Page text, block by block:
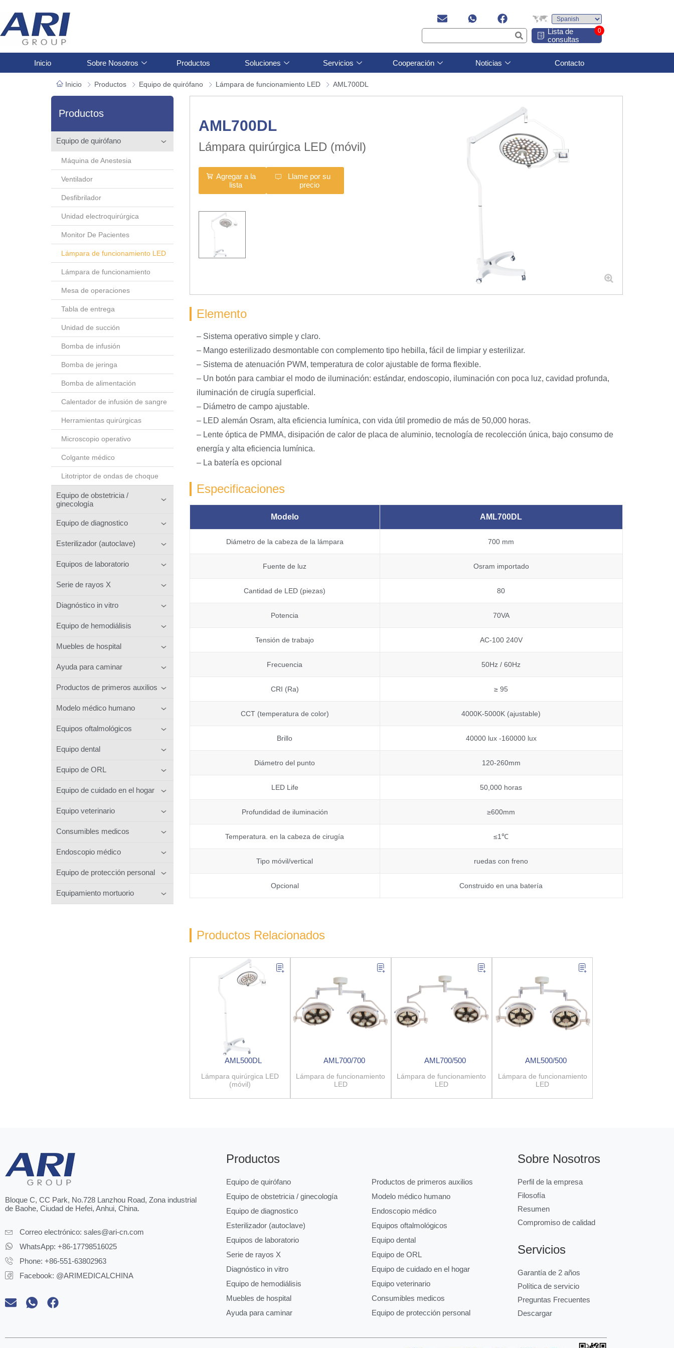
Lista de
consultas
0
Inicio Sobre Nosotros Productos Soluciones Servicios Cooperación Noticias Contacto
Inicio Productos Equipo de quirófano Lámpara de funcionamiento LED AML700DL
Productos
Equipo de quirófano
Máquina de Anestesia
Ventilador
Desfibrilador
Unidad electroquirúrgica
Monitor De Pacientes
Lámpara de funcionamiento LED
Lámpara de funcionamiento
Mesa de operaciones
Tabla de entrega
Unidad de succión
Bomba de infusión
Bomba de jeringa
Bomba de alimentación
Calentador de infusión de sangre
Herramientas quirúrgicas
Microscopio operativo
Colgante médico
Litotriptor de ondas de choque
Equipo de obstetricia /
ginecología
Equipo de diagnostico
Esterilizador (autoclave)
Equipos de laboratorio
Serie de rayos X
Diagnóstico in vitro
Equipo de hemodiálisis
Muebles de hospital
Ayuda para caminar
Productos de primeros auxilios
Modelo médico humano
Equipos oftalmológicos
Equipo dental
Equipo de ORL
Equipo de cuidado en el hogar
Equipo veterinario
Consumibles medicos
Endoscopio médico
Equipo de protección personal
Equipamiento mortuorio
AML700DL
Lámpara quirúrgica LED (móvil)
Agregar a la
lista
Llame por su
precio
Elemento
– Sistema operativo simple y claro.
– Mango esterilizado desmontable con complemento tipo hebilla, fácil de limpiar y esterilizar.
– Sistema de atenuación PWM, temperatura de color ajustable de forma flexible.
– Un botón para cambiar el modo de iluminación: estándar, endoscopio, iluminación con poca luz, cavidad profunda,
iluminación de cirugía superficial.
– Diámetro de campo ajustable.
– LED alemán Osram, alta eficiencia lumínica, con vida útil promedio de más de 50,000 horas.
– Lente óptica de PMMA, disipación de calor de placa de aluminio, tecnología de recolección única, bajo consumo de
energía y alta eficiencia lumínica.
– La batería es opcional
Especificaciones
Modelo AML700DL
Diámetro de la cabeza de la lámpara 700 mm
Fuente de luz Osram importado
Cantidad de LED (piezas) 80
Potencia 70VA
Tensión de trabajo AC-100 240V
Frecuencia 50Hz / 60Hz
CRI (Ra) ≥ 95
CCT (temperatura de color) 4000K-5000K (ajustable)
Brillo 40000 lux -160000 lux
Diámetro del punto 120-260mm
LED Life 50,000 horas
Profundidad de iluminación ≥600mm
Temperatura. en la cabeza de cirugía ≤1℃
Tipo móvil/vertical ruedas con freno
Opcional Construido en una batería
Productos Relacionados
AML500DL
Lámpara quirúrgica LED
(móvil)
AML700/700
Lámpara de funcionamiento
LED
AML700/500
Lámpara de funcionamiento
LED
AML500/500
Lámpara de funcionamiento
LED
Bloque C, CC Park, No.728 Lanzhou Road, Zona industrial
de Baohe, Ciudad de Hefei, Anhui, China.
Correo electrónico: sales@ari-cn.com
WhatsApp: +86-17798516025
Phone: +86-551-63802963
Facebook: @ARIMEDICALCHINA
Productos
Equipo de quirófano
Equipo de obstetricia / ginecología
Equipo de diagnostico
Esterilizador (autoclave)
Equipos de laboratorio
Serie de rayos X
Diagnóstico in vitro
Equipo de hemodiálisis
Muebles de hospital
Ayuda para caminar
Productos de primeros auxilios
Modelo médico humano
Endoscopio médico
Equipos oftalmológicos
Equipo dental
Equipo de ORL
Equipo de cuidado en el hogar
Equipo veterinario
Consumibles medicos
Equipo de protección personal
Sobre Nosotros
Perfil de la empresa
Filosofía
Resumen
Compromiso de calidad
Servicios
Garantía de 2 años
Política de servicio
Preguntas Frecuentes
Descargar